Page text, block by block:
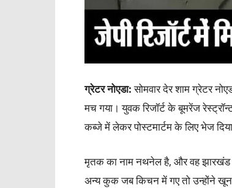
ग्रेटर नोएडा:सोमवार देर शाम ग्रेटर
मच गया। युवक रिजॉर्ट के बूमरेंज
कब्जे में लेकर पोस्टमार्टम के लिए भेज
मृतक का नाम नथनेल है, और वह झारखंड
अन्य कुक जब किचन में गए तो उन्होंने